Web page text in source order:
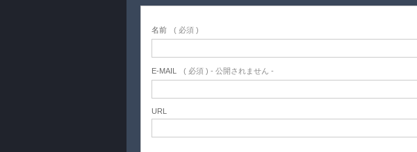
名前 ( 必須 )
E-MAIL ( 必須 ) - 公開されません -
URL